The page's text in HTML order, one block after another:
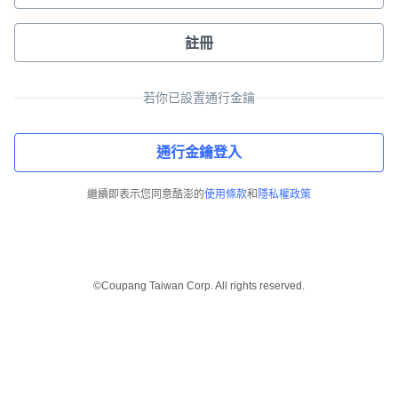
註冊
若你已設置通行金鑰
通行金鑰登入
繼續即表示您同意酷澎的使用條款和 隱私權政策
©Coupang Taiwan Corp. All rights reserved.